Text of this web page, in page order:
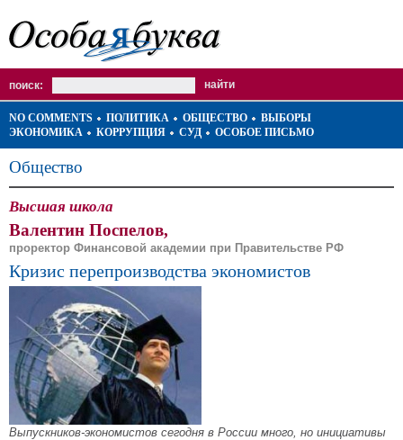
поиск:
NO COMMENTS ПОЛИТИКА ОБЩЕСТВО
ВЫБОРЫ
ЭКОНОМИКА
КОРРУПЦИЯ СУД ОСОБОЕ ПИСЬМО
Общество
Высшая школа
Валентин Поспелов,
проректор Финансовой академии при Правительстве РФ
Кризис перепроизводства экономистов
Выпускников-экономистов сегодня в России много, но инициативы